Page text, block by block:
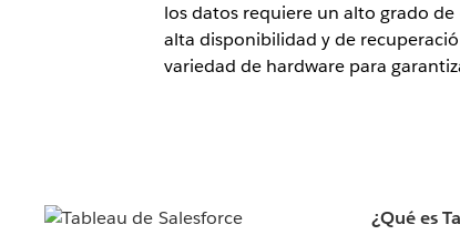
los datos requiere un alto grado
alta disponibilidad y de
variedad de hardware para
¿Qué es